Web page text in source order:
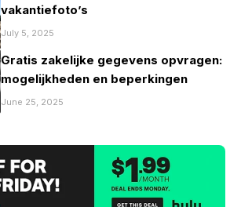
vakantiefoto’s
July 5, 2025
Gratis zakelijke gegevens opvragen:
mogelijkheden en beperkingen
June 25, 2025